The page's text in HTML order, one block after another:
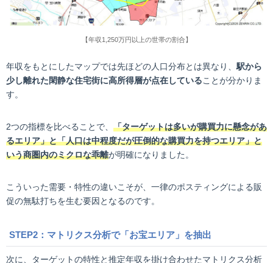
【年収1,250万円以上の世帯の割合】
年収をもとにしたマップでは先ほどの人口分布とは異なり、 駅から
少し離れた閑静な住宅街に高所得層が点在していることが分かりま
す。
2つの指標を比べることで、 「ターゲットは多いが購買力に懸念があ
るエリア」と「人口は中程度だが圧倒的な購買力を持つエリア」と
いう商圏内のミクロな乖離が明確になりました。
こういった需要・特性の違いこそが、一律のポスティングによる販
促の無駄打ちを生む要因となるのです。
STEP2：マトリクス分析で「お宝エリア」を抽出
次に、ターゲットの特性と推定年収を掛け合わせたマトリクス分析